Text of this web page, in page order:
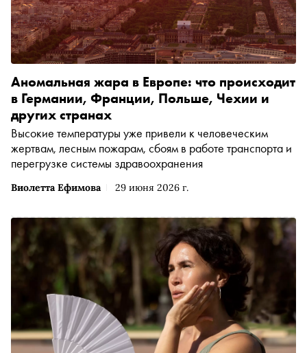
Виолетта Ефимова 29 июня 2026 г.
Аномальная жара в Европе: что происходит
в Германии, Франции, Польше, Чехии и
других странах
Высокие температуры уже привели к человеческим
жертвам, лесным пожарам, сбоям в работе транспорта и
перегрузке системы здравоохранения